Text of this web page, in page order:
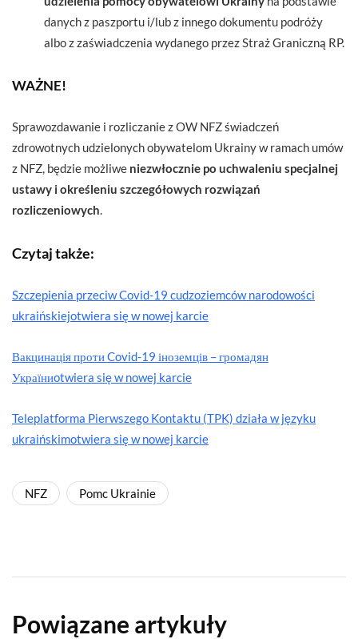
danych z paszportu i/lub z innego dokumentu podróży
albo z zaświadczenia wydanego przez Straż Graniczną RP.
WAŻNE!
Sprawozdawanie i rozliczanie z OW NFZ świadczeń
zdrowotnych udzielonych obywatelom Ukrainy w ramach umów
z NFZ, będzie możliwe niezwłocznie po uchwaleniu specjalnej
ustawy i określeniu szczegółowych rozwiązań
rozliczeniowych
Czytaj także:
Szczepienia przeciw Covid-19 cudzoziemców narodowości
ukraińskiejotwiera się w nowej karcie
Вакцинація проти Covid-19 іноземців – громадян
Україниotwiera się w nowej karcie
Teleplatforma Pierwszego Kontaktu (TPK) działa w języku
ukraińskimotwiera się w nowej karcie
NFZ Pomc Ukrainie
Powiązane artykuły